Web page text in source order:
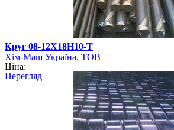
Круг 08-12Х18Н10-Т
Хім-Маш Україна, ТОВ
Ціна:
Перегляд